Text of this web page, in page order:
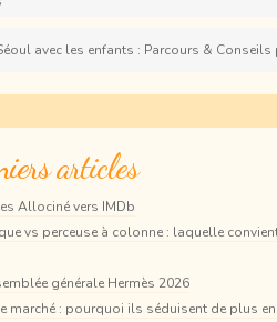
avec les enfants : Parcours & Conseils
articles
Allociné vers IMDb
vs perceuse à colonne : laquelle
générale Hermès 2026
marché : pourquoi ils séduisent de plus